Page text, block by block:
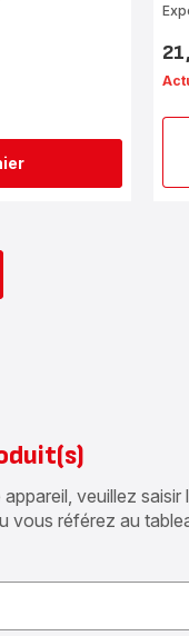
Prix
veuillez
vous référez au